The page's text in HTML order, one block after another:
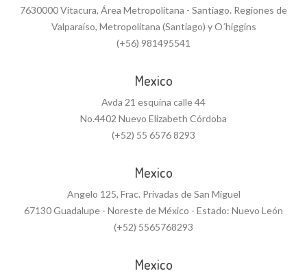
7630000 Vitacura, Área Metropolitana - Santiago. Regiones de
Valparaíso, Metropolitana (Santiago) y O´higgins
(+56) 981495541
Mexico
Avda 21 esquina calle 44
No.4402 Nuevo Elizabeth Córdoba
(+52) 55 6576 8293
Mexico
Angelo 125, Frac. Privadas de San Miguel
67130 Guadalupe - Noreste de México - Estado: Nuevo León
(+52) 5565768293
Mexico